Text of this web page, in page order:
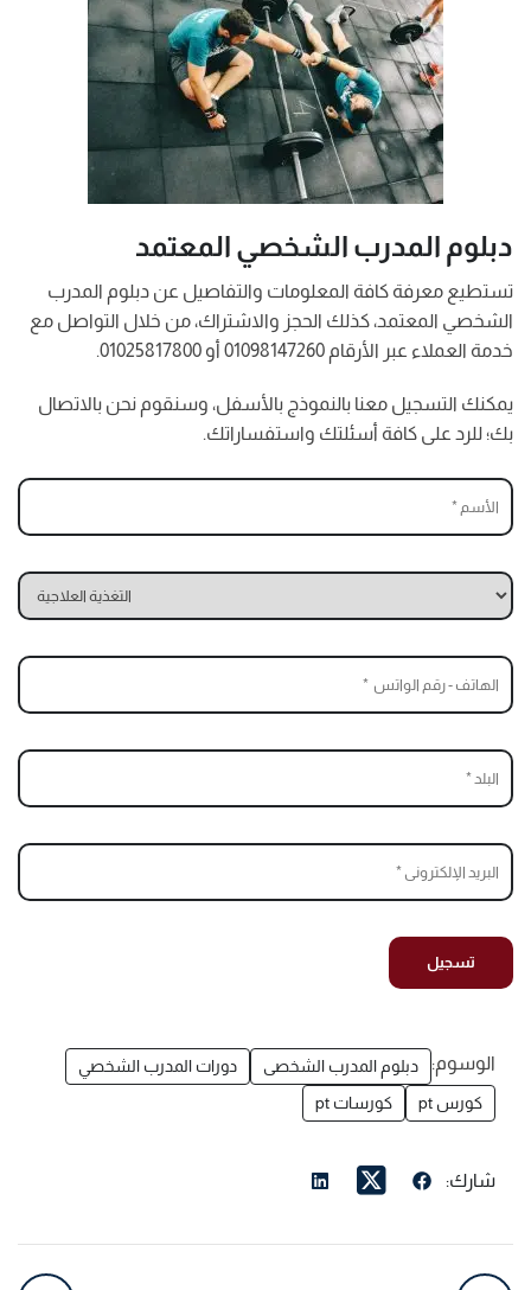
دبلوم المدرب الشخصي المعتمد
تستطيع معرفة كافة المعلومات والتفاصيل عن دبلوم المدرب
الشخصي المعتمد، كذلك الحجز والاشتراك، من خلال التواصل مع
خدمة العملاء عبر الأرقام 01098147260 أو 01025817800.
يمكنك التسجيل معنا بالنموذج بالأسفل، وسنقوم نحن بالاتصال
بك؛ للرد على كافة أسئلتك واستفساراتك.
الوسوم: دبلوم المدرب الشخصى
دورات المدرب الشخصي
كورس pt
كورسات pt
شارك: